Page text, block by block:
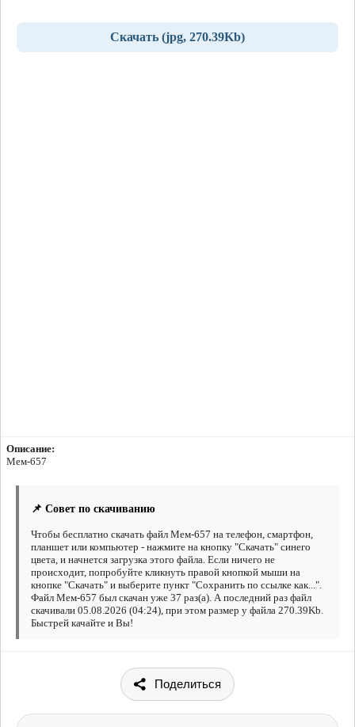
Скачать (jpg, 270.39Kb)
Описание:
Мем-657
📌 Совет по скачиванию
Чтобы бесплатно скачать файл Мем-657 на телефон, смартфон,
планшет или компьютер - нажмите на кнопку "Скачать" синего
цвета, и начнется загрузка этого файла. Если ничего не
происходит, попробуйте кликнуть правой кнопкой мыши на
кнопке "Скачать" и выберите пункт "Сохранить по ссылке как...".
Файл Мем-657 был скачан уже 37 раз(а). А последний раз файл
скачивали 05.08.2026 (04:24), при этом размер у файла 270.39Kb.
Быстрей качайте и Вы!
Поделиться